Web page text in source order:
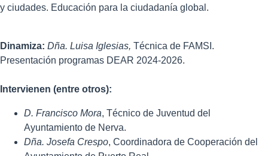
y ciudades. Educación para la ciudadanía global.
Dinamiza: Dña. Luisa Iglesias, Técnica de FAMSI.
Presentación programas DEAR 2024-2026.
Intervienen (entre otros):
D. Francisco Mora, Técnico de Juventud del
Ayuntamiento de Nerva.
Dña. Josefa Crespo, Coordinadora de Cooperación del